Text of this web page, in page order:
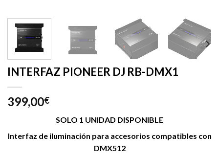
INTERFAZ PIONEER DJ RB-DMX1
399,00€
SOLO 1 UNIDAD DISPONIBLE
Interfaz de iluminación para accesorios compatibles con
DMX512